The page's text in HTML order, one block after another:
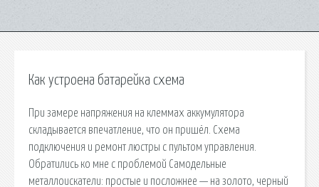
Как устроена батарейка схема
При замере напряжения на клеммах аккумулятора
складывается впечатление, что он пришёл. Схема
подключения и ремонт люстры с пультом управления.
Обратились ко мне с проблемой Самодельные
металлоискатели: простые и посложнее — на золото, черный